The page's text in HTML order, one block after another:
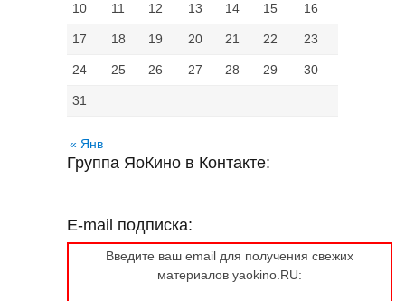
10 11 12 13 14 15 16
17 18 19 20 21 22 23
24 25 26 27 28 29 30
31
« Янв
Группа ЯоКино в Контакте:
E-mail подписка:
Введите ваш email для получения свежих
материалов yaokino.RU: